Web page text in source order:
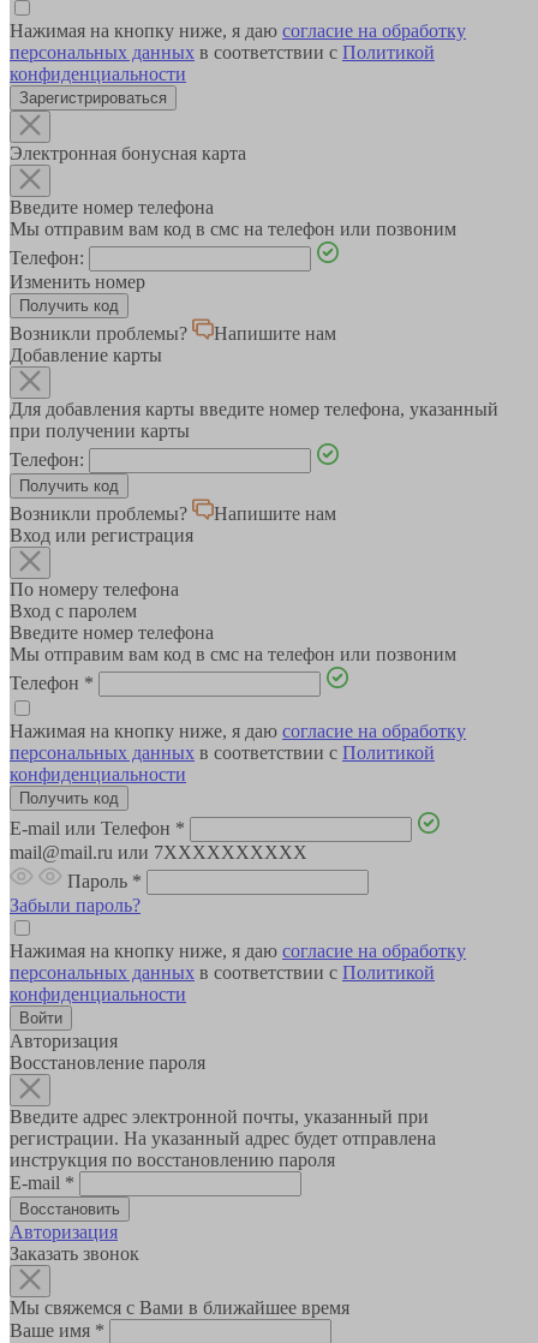
Нажимая на кнопку ниже, я даю согласие на обработку
персональных данных в соответствии с Политикой
конфиденциальности
Зарегистрироваться
Электронная бонусная карта
Введите номер телефона
Мы отправим вам код в смс на телефон или позвоним
Телефон:
Изменить номер
Возникли проблемы?
Напишите нам
Добавление карты
Для добавления карты введите номер телефона, указанный
при получении карты
Телефон:
Возникли проблемы?
Напишите нам
Вход или регистрация
По номеру телефона
Вход с паролем
Введите номер телефона
Мы отправим вам код в смс на телефон или позвоним
Телефон *
Нажимая на кнопку ниже, я даю согласие на обработку
персональных данных в соответствии с Политикой
конфиденциальности
E-mail или Телефон *
mail@mail.ru или 7XXXXXXXXXX
Пароль *
Забыли пароль?
Нажимая на кнопку ниже, я даю согласие на обработку
персональных данных в соответствии с Политикой
конфиденциальности
Авторизация
Восстановление пароля
Введите адрес электронной почты, указанный при
регистрации. На указанный адрес будет отправлена
инструкция по восстановлению пароля
E-mail *
Авторизация
Заказать звонок
Мы свяжемся с Вами в ближайшее время
Ваше имя *